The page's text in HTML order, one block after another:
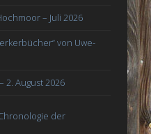
– Juli 2026
von Uwe-
2. August 2026
der